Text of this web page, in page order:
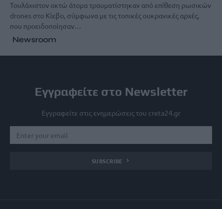
Τουλάχιστον οκτώ άτομα τραυματίστηκαν από επίθεση ρωσικών
drones στο Κίεβο, σύμφωνα με τις τοπικές ουκρανικές αρχές,
που προειδοποίησαν…
Newsroom
Εγγραφείτε στο Newsletter
Εγγραφείτε στις ενημερώσεις του creta24.gr
SUBSCRIBE